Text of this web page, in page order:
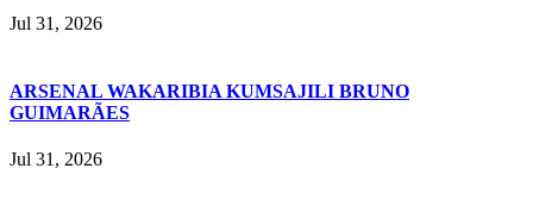
Jul 31, 2026
ARSENAL WAKARIBIA KUMSAJILI BRUNO
GUIMARÃES
Jul 31, 2026